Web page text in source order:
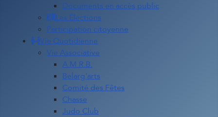
Documents en accès public
Les Élections
Participation citoyenne
Vie Quotidienne
Vie Associative
A.M.R.B.
Belarg'arts
Comité des Fêtes
Chasse
Judo Club